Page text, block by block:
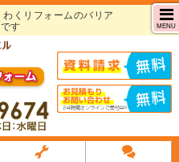
くリフォームのバリア
す
MENU